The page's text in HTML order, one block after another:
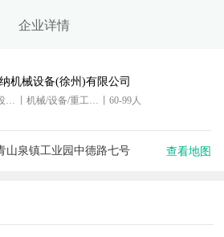
企业详情
机械设备(徐州)有限公司
丨60-99人
山泉镇工业园中德路七号 查看地图